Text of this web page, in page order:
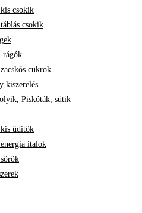
csokik
csokik
rágók
cukrok
kiszerelés
Piskóták, sütik
üditők
italok